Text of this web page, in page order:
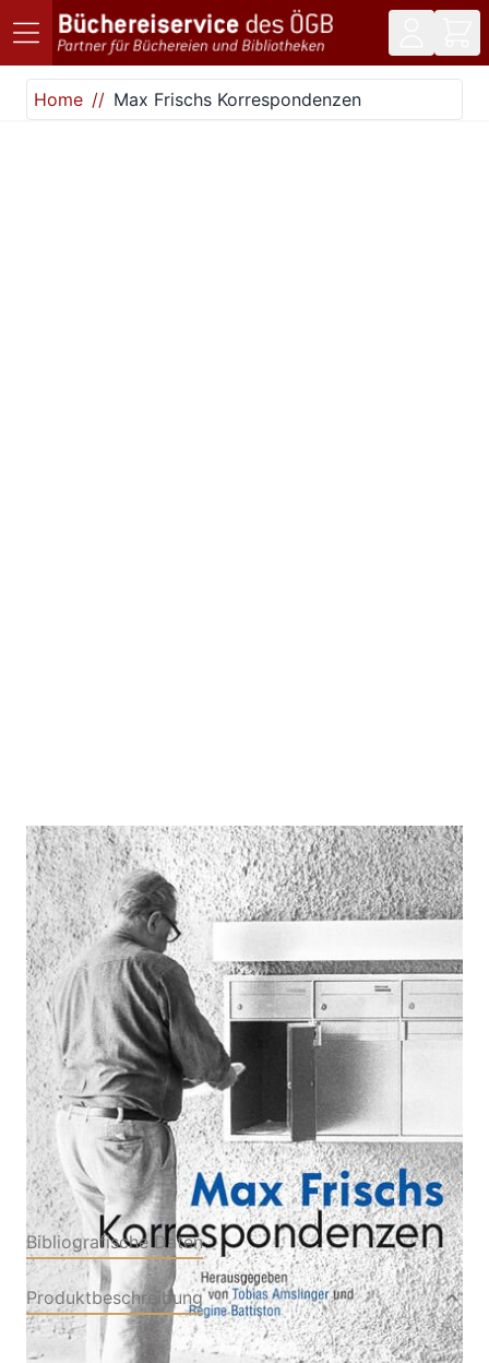
Direkt zum Inhalt
Home
Max Frischs Korrespondenzen
Max Frischs Korrespondenzen
Zur Wunschliste hinzufügen
Von Max Frisch
Verlag: Wallstein Verlag
Buch
Hardcover
ISBN: 978-3-
83536082-2
Bibliografische Daten
Produktbeschreibung
Für Max Frisch ist der Brief Medium des